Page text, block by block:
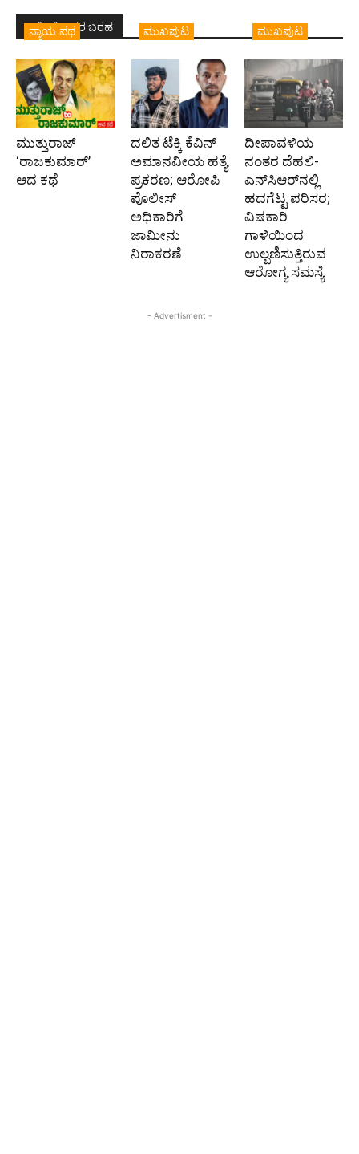
ಇದೇ ಲೇಖಕರ ಬರಹ
ನ್ಯಾಯ ಪಥ
ಮುತ್ತುರಾಜ್
‘ರಾಜಕುಮಾರ್‍’
ಆದ ಕಥೆ
ಮುಖಪುಟ
ದಲಿತ ಟೆಕ್ಕಿ ಕೆವಿನ್
ಅಮಾನವೀಯ ಹತ್ಯೆ
ಪ್ರಕರಣ; ಆರೋಪಿ
ಪೊಲೀಸ್‌
ಅಧಿಕಾರಿಗೆ
ಜಾಮೀನು
ನಿರಾಕರಣೆ
ಮುಖಪುಟ
ದೀಪಾವಳಿಯ
ನಂತರ ದೆಹಲಿ-
ಎನ್‌ಸಿಆರ್‌ನಲ್ಲಿ
ಹದಗೆಟ್ಟ ಪರಿಸರ;
ವಿಷಕಾರಿ
ಗಾಳಿಯಿಂದ
ಉಲ್ಬಣಿಸುತ್ತಿರುವ
ಆರೋಗ್ಯ ಸಮಸ್ಯೆ
- Advertisment -